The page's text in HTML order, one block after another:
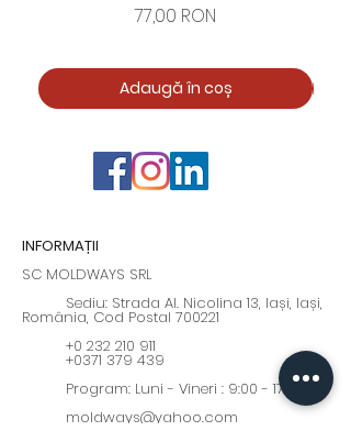
Preț
77,00 RON
Adaugă în coș
INFORMAȚII
SC MOLDWAYS SRL
Sediu: Strada Al. Nicolina 13, Iași, Iași,
România, Cod Postal 700221
+0 232 210 911
+0371 379 439
Program: Luni - Vineri : 9:00 - 17:00
moldways@yahoo.com